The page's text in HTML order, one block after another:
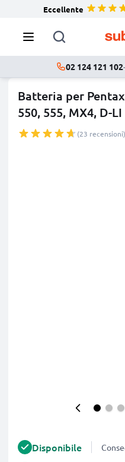
Eccellente
02 124 121 102·
Batteria per
550, 555, MX4, D-LI
(23 recensioni)
Disponibile